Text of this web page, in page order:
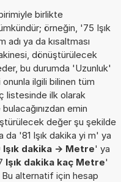
birlikte
örneğin, '75 Işık
ya da kısaltması
dönüştürülecek
bu durumda 'Uzunluk'
ilgili bilinen tüm
listesinde ilk olarak
emin
değer şu şekilde
'81 Işık dakika yi m' ya
Işık dakika -> Metre' ya
Işık dakika kaç Metre'
Bu alternatif için hesap